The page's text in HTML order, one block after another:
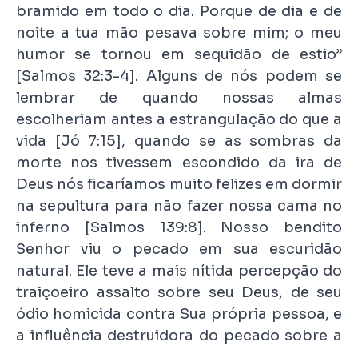
bramido em todo o dia. Porque de dia e de
noite a tua mão pesava sobre mim; o meu
humor se tornou em sequidão de estio”
[Salmos 32:3-4]. Alguns de nós podem se
lembrar de quando nossas almas
escolheriam antes a estrangulação do que a
vida [Jó 7:15], quando se as sombras da
morte nos tivessem escondido da ira de
Deus nós ficaríamos muito felizes em dormir
na sepultura para não fazer nossa cama no
inferno [Salmos 139:8]. Nosso bendito
Senhor viu o pecado em sua escuridão
natural. Ele teve a mais nítida percepção do
traiçoeiro assalto sobre seu Deus, de seu
ódio homicida contra Sua própria pessoa, e
a influência destruidora do pecado sobre a